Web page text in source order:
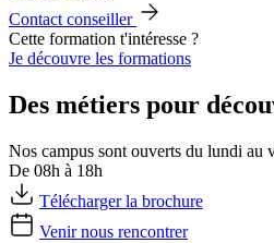
Contact conseiller
Cette formation t'intéresse ?
Je découvre les formations
Des métiers pour
Nos campus sont ouverts du lundi au
De 08h à 18h
Télécharger la brochure
Venir nous rencontrer